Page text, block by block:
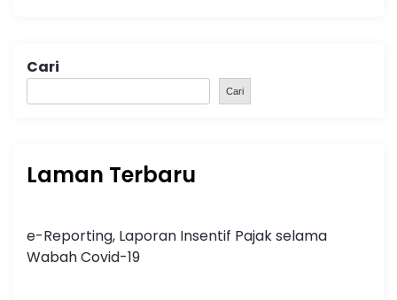
Cari
Cari
Laman Terbaru
e-Reporting, Laporan Insentif Pajak selama
Wabah Covid-19